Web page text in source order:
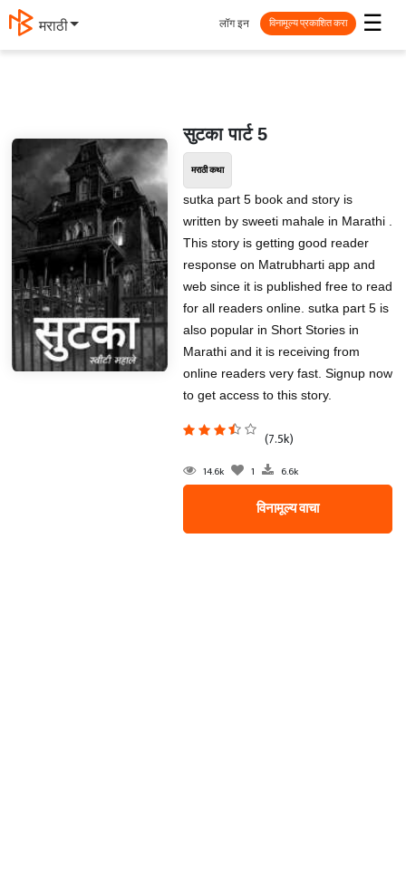
मराठी ☰
लॉग इन विनामूल्य प्रकाशित करा
सुटका पार्ट 5
मराठी कथा
sutka part 5 book and story is
written by sweeti mahale in Marathi .
This story is getting good reader
response on Matrubharti app and
web since it is published free to read
for all readers online. sutka part 5 is
also popular in Short Stories in
Marathi and it is receiving from
online readers very fast. Signup now
to get access to this story.
(7.5k)
14.6k 1 6.6k
विनामूल्य वाचा